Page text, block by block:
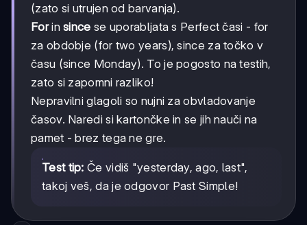
(zato si utrujen od barvanja).
Forinsince se uporabljata s Perfect časi - for
za obdobje (for two years), since za točko v
času (since Monday). To je pogosto na testih,
zato si zapomni razliko!
Nepravilni glagoli so nujni za obvladovanje
časov. Naredi si kartončke in se jih nauči na
pamet - brez tega ne gre.
Test tip: Če vidiš "yesterday, ago, last",
takoj veš, da je odgovor Past Simple!